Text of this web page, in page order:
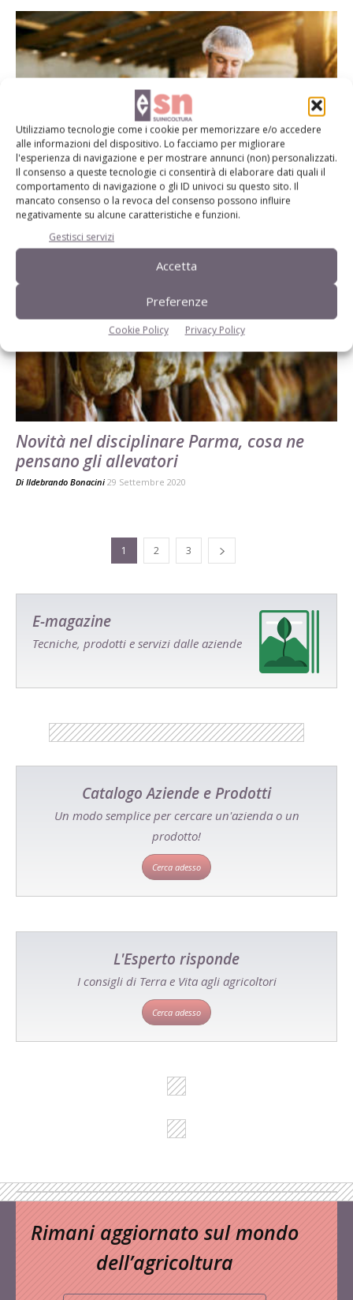
Utilizziamo tecnologie come i cookie per memorizzare e/o accedere
alle informazioni del dispositivo. Lo facciamo per migliorare
l'esperienza di navigazione e per mostrare annunci (non) personalizzati.
Il consenso a queste tecnologie ci consentirà di elaborare dati quali il
comportamento di navigazione o gli ID univoci su questo sito. Il
mancato consenso o la revoca del consenso possono influire
negativamente su alcune caratteristiche e funzioni.
Gestisci servizi
Accetta
Preferenze
Cookie Policy Privacy Policy
Le corrette abitudini per una valida
prevenzione
Giovanbattista Guadagnini
Novità nel disciplinare Parma, cosa ne
pensano gli allevatori
Di Ildebrando Bonacini 29 Settembre 2020
1 2 3
E-magazine
Tecniche, prodotti e servizi dalle aziende
Catalogo Aziende e Prodotti
Un modo semplice per cercare un'azienda o un
prodotto!
Cerca adesso
L'Esperto risponde
I consigli di Terra e Vita agli agricoltori
Cerca adesso
Rimani aggiornato sul mondo
dell’agricoltura